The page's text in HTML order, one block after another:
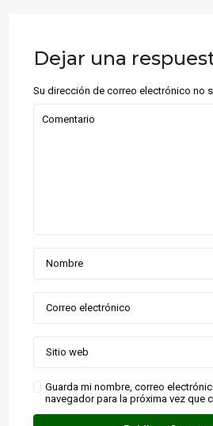
Dejar una
Su dirección de correo electrónico no
Guarda mi nombre, correo
navegador para la próxima vez que